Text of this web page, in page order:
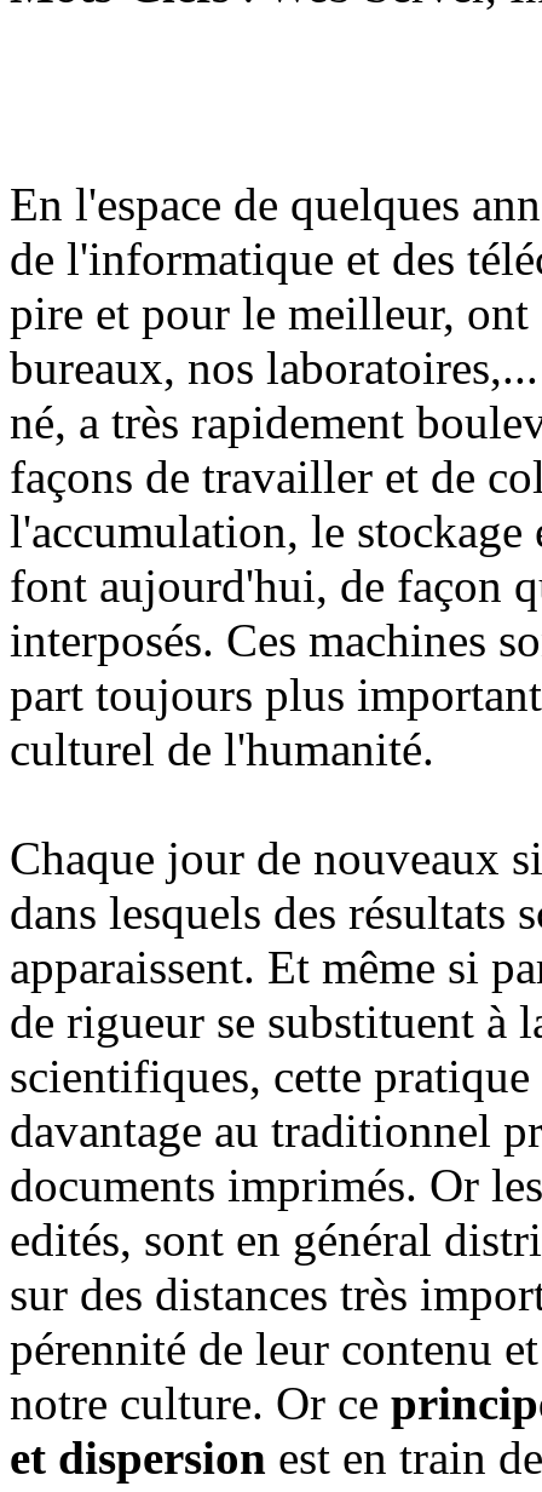
En l'espace de quelques
de l'informatique et des
pire et pour le meilleur, ont
bureaux, nos
né, a très rapidement
façons de travailler et de
l'accumulation, le stockage
font aujourd'hui, de façon
interposés. Ces machines
part toujours plus
culturel de l'humanité.
Chaque jour de nouveaux
dans lesquels des résultats
apparaissent. Et même si
de rigueur se substituent à
scientifiques, cette
davantage au traditionnel
documents imprimés. Or
edités, sont en général
sur des distances très
pérennité de leur contenu
notre culture. Or ce
et dispersion est en train